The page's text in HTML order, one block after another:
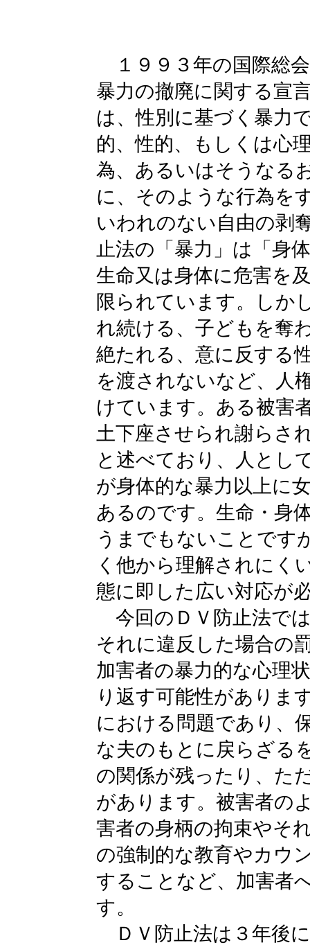
１９９３年の国際総
暴力の撤廃に関する宣
は、性別に基づく暴力
的、性的、もしくは心
為、あるいはそうなる
に、そのような行為を
いわれのない自由の剥
止法の「暴力」は「身
生命又は身体に危害を
限られています。しか
れ続ける、子どもを奪
絶たれる、意に反する
を渡されないなど、人
けています。ある被害
土下座させられ謝らさ
と述べており、人とし
が身体的な暴力以上に
あるのです。生命・身
うまでもないことです
く他から理解されにく
態に即した広い対応が
今回のＤＶ防止法で
それに違反した場合の
加害者の暴力的な心理
り返す可能性がありま
における問題であり、
な夫のもとに戻らざる
の関係が残ったり、た
があります。被害者の
害者の身柄の拘束やそ
の強制的な教育やカウ
することなど、加害者
す。
ＤＶ防止法は３年後